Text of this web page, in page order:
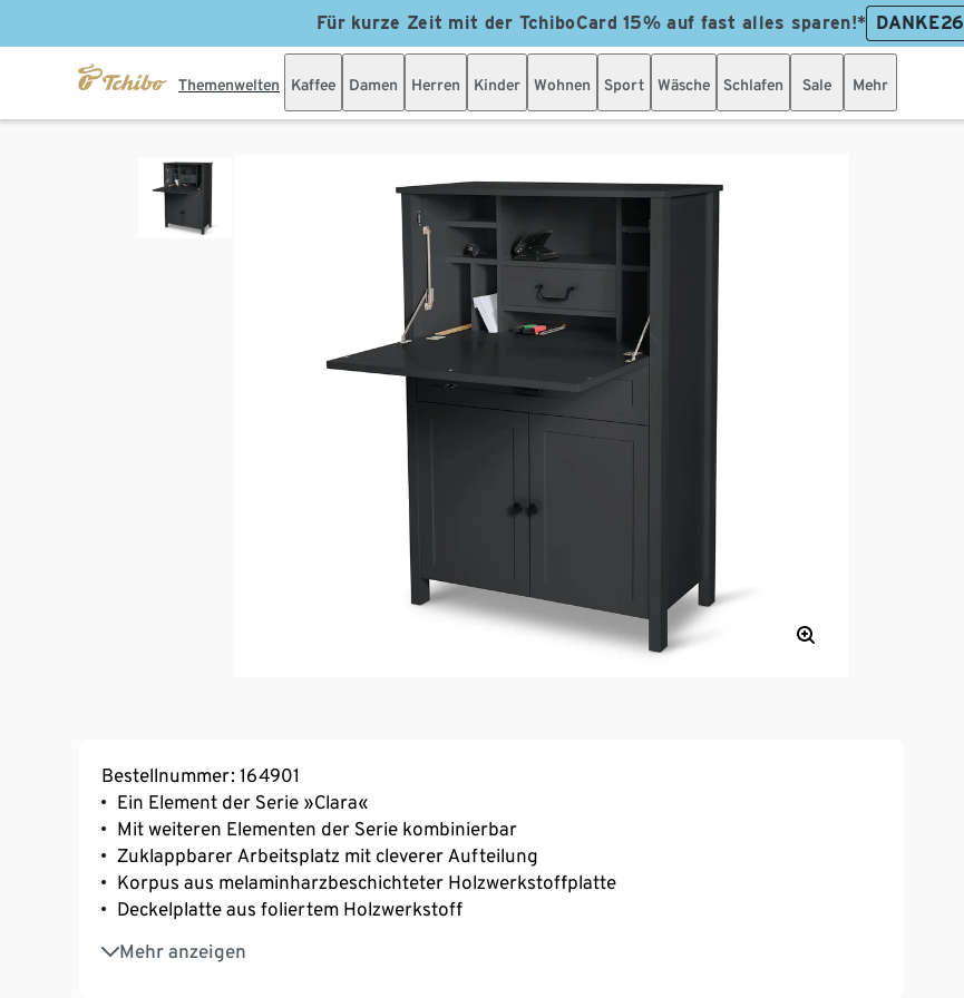
Für kurze Zeit mit der TchiboCard 15% auf fast alles sparen!* DANKE26
Themenwelten Kaffee Damen Herren Kinder Wohnen Sport Wäsche Schlafen Sale Mehr
Bestellnummer: 164901
Ein Element der Serie »Clara«
Mit weiteren Elementen der Serie kombinierbar
Zuklappbarer Arbeitsplatz mit cleverer Aufteilung
Korpus aus melaminharzbeschichteter Holzwerkstoffplatte
Deckelplatte aus foliertem Holzwerkstoff
Mehr anzeigen
Hochwertig gearbeitete, gerahmte Fronten
Klappe mit 2 Klappenhaltern mit einstellbarer Bremswirkung